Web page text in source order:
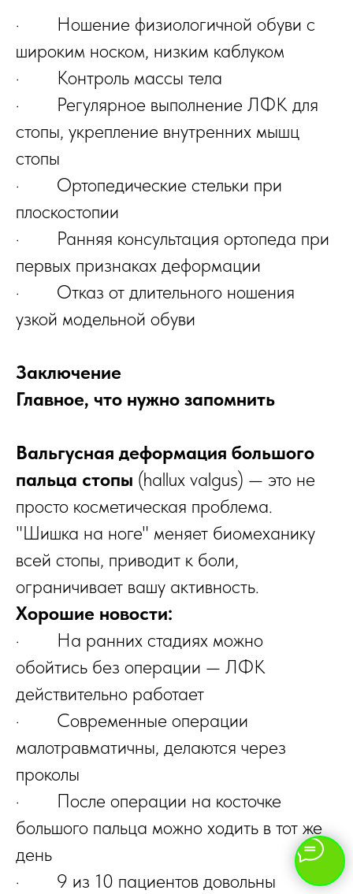
· Ношение физиологичной обуви с
широким носком, низким каблуком
· Контроль массы тела
· Регулярное выполнение ЛФК для
стопы, укрепление внутренних мышц
стопы
· Ортопедические стельки при
плоскостопии
· Ранняя консультация ортопеда при
первых признаках деформации
· Отказ от длительного ношения
узкой модельной обуви
Заключение
Главное, что нужно запомнить
Вальгусная деформация большого
пальца стопы (hallux valgus) — это не
просто косметическая проблема.
"Шишка на ноге" меняет биомеханику
всей стопы, приводит к боли,
ограничивает вашу активность.
Хорошие новости:
· На ранних стадиях можно
обойтись без операции — ЛФК
действительно работает
· Современные операции
малотравматичны, делаются через
проколы
· После операции на косточке
большого пальца можно ходить в тот же
день
· 9 из 10 пациентов довольны